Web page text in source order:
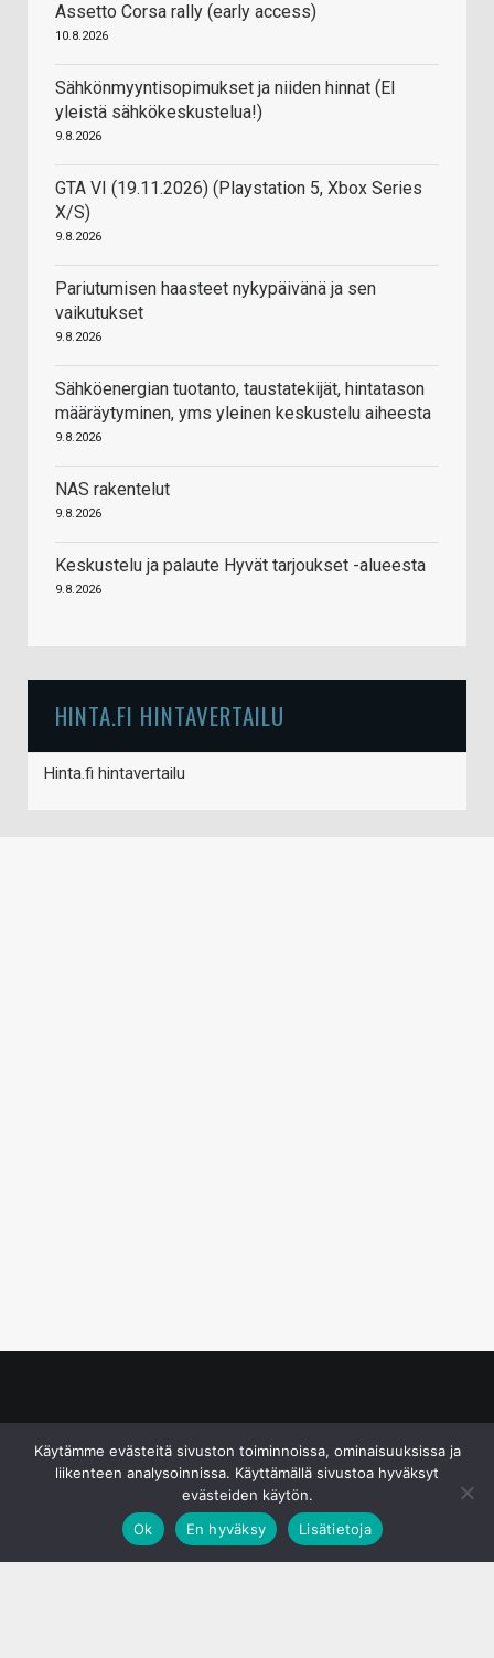
Assetto Corsa rally (early access)
10.8.2026
Sähkönmyyntisopimukset ja niiden hinnat (EI
yleistä sähkökeskustelua!)
9.8.2026
GTA VI (19.11.2026) (Playstation 5, Xbox Series
X/S)
9.8.2026
Pariutumisen haasteet nykypäivänä ja sen
vaikutukset
9.8.2026
Sähköenergian tuotanto, taustatekijät, hintatason
määräytyminen, yms yleinen keskustelu aiheesta
9.8.2026
NAS rakentelut
9.8.2026
Keskustelu ja palaute Hyvät tarjoukset -alueesta
9.8.2026
HINTA.FI HINTAVERTAILU
Hinta.fi hintavertailu
Käytämme evästeitä sivuston toiminnoissa, ominaisuuksissa ja
liikenteen analysoinnissa. Käyttämällä sivustoa hyväksyt
evästeiden käytön.
Ok
En hyväksy Lisätietoja